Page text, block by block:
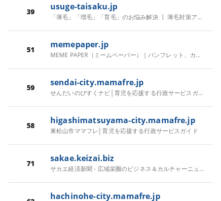
39 usuge-taisaku.jp
「薄毛」「増毛」「育毛」のお悩み解決 ┃ 薄毛対策アカデミーへようこそ！
51 memepaper.jp
MEME PAPER（ミームペーパー）｜パンフレット、カタログ、ポートフォリオまで。伝えたいコトを、一冊の冊子に。
59 sendai-city.mamafre.jp
せんだいのびすくナビ│育児を応援する行政サービスガイド
58 higashimatsuyama-city.mamafre.jp
東松山市ママフレ│育児を応援する行政サービスガイド
71 sakae.keizai.biz
サカエ経済新聞 - 広域栄圏のビジネス＆カルチャーニュース
hachinohe-city.mamafre.jp